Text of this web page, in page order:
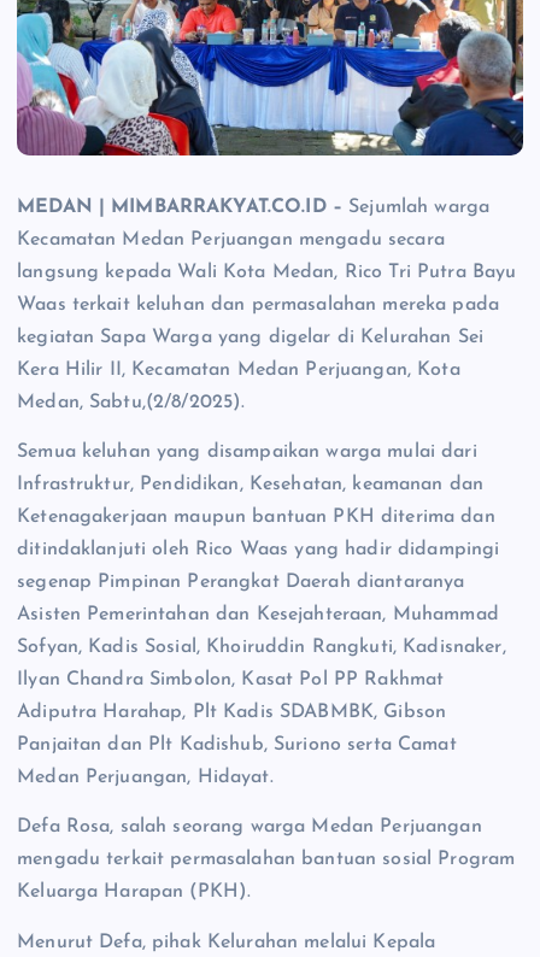
MEDAN | MIMBARRAKYAT.CO.ID – Sejumlah warga
Kecamatan Medan Perjuangan mengadu secara
langsung kepada Wali Kota Medan, Rico Tri Putra Bayu
Waas terkait keluhan dan permasalahan mereka pada
kegiatan Sapa Warga yang digelar di Kelurahan Sei
Kera Hilir II, Kecamatan Medan Perjuangan, Kota
Medan, Sabtu,(2/8/2025).
Semua keluhan yang disampaikan warga mulai dari
Infrastruktur, Pendidikan, Kesehatan, keamanan dan
Ketenagakerjaan maupun bantuan PKH diterima dan
ditindaklanjuti oleh Rico Waas yang hadir didampingi
segenap Pimpinan Perangkat Daerah diantaranya
Asisten Pemerintahan dan Kesejahteraan, Muhammad
Sofyan, Kadis Sosial, Khoiruddin Rangkuti, Kadisnaker,
Ilyan Chandra Simbolon, Kasat Pol PP Rakhmat
Adiputra Harahap, Plt Kadis SDABMBK, Gibson
Panjaitan dan Plt Kadishub, Suriono serta Camat
Medan Perjuangan, Hidayat.
Defa Rosa, salah seorang warga Medan Perjuangan
mengadu terkait permasalahan bantuan sosial Program
Keluarga Harapan (PKH).
Menurut Defa, pihak Kelurahan melalui Kepala